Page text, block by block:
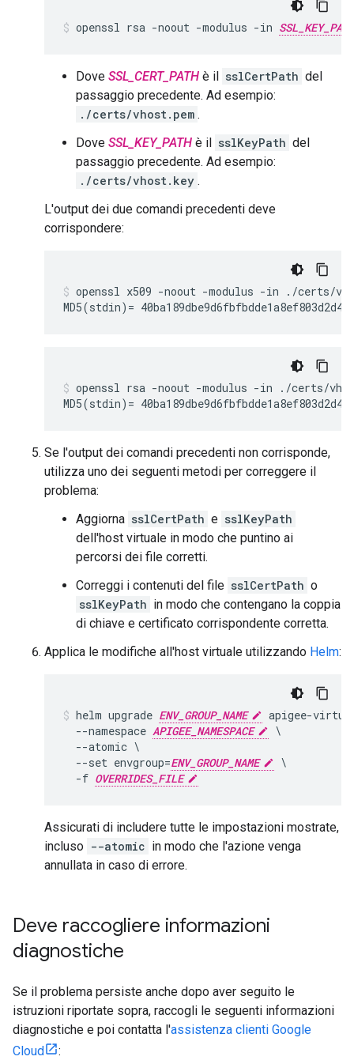
openssl rsa -noout -modulus -in SSL_KEY_PATH
Dove SSL_CERT_PATH è il sslCertPath del
passaggio precedente. Ad esempio:
./certs/vhost.pem .
Dove SSL_KEY_PATH è il sslKeyPath del
passaggio precedente. Ad esempio:
./certs/vhost.key .
L'output dei due comandi precedenti deve
corrispondere:
openssl x509 -noout -modulus -in ./certs/
MD5(stdin)= 40ba189dbe9d6fbfbdde1a8ef803d2d4
openssl rsa -noout -modulus -in ./certs/
MD5(stdin)= 40ba189dbe9d6fbfbdde1a8ef803d2d4
Se l'output dei comandi precedenti non corrisponde,
utilizza uno dei seguenti metodi per correggere il
problema:
Aggiorna sslCertPath e sslKeyPath
dell'host virtuale in modo che puntino ai
percorsi dei file corretti.
Correggi i contenuti del file sslCertPath o
sslKeyPath in modo che contengano la coppia
di chiave e certificato corrispondente corretta.
Applica le modifiche all'host virtuale utilizzando Helm:
helm upgrade ENV_GROUP_NAME
apigee-
  --namespace
APIGEE_NAMESPACE
\
  --atomic \
  --set envgroup=
ENV_GROUP_NAME
\
  -f
OVERRIDES_FILE
Assicurati di includere tutte le impostazioni mostrate,
incluso --atomic in modo che l'azione venga
annullata in caso di errore.
Deve raccogliere informazioni
diagnostiche
Se il problema persiste anche dopo aver seguito le
istruzioni riportate sopra, raccogli le seguenti informazioni
diagnostiche e poi contatta l'assistenza clienti Google
Cloud
: